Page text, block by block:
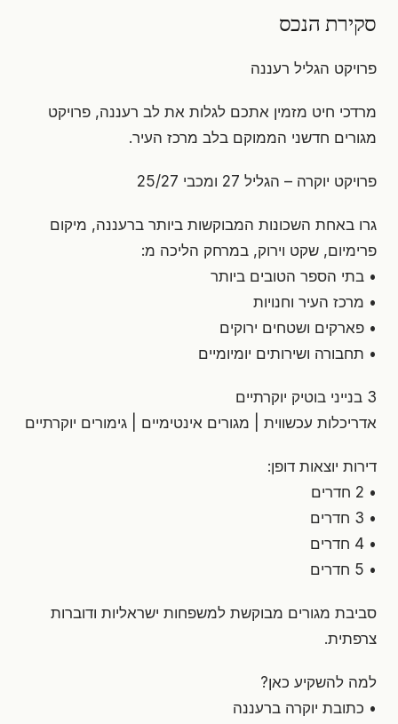
סקירת הנכס
פרויקט הגליל רעננה
מרדכי חיט מזמין אתכם לגלות את לב רעננה, פרויקט
מגורים חדשני הממוקם בלב מרכז העיר.
פרויקט יוקרה – הגליל 27 ומכבי 25/27
גרו באחת השכונות המבוקשות ביותר ברעננה, מיקום
פרימיום, שקט וירוק, במרחק הליכה מ:
• בתי הספר הטובים ביותר
• מרכז העיר וחנויות
• פארקים ושטחים ירוקים
• תחבורה ושירותים יומיומיים
3 בנייני בוטיק יוקרתיים
אדריכלות עכשווית | מגורים אינטימיים | גימורים יוקרתיים
דירות יוצאות דופן:
• 2 חדרים
• 3 חדרים
• 4 חדרים
• 5 חדרים
סביבת מגורים מבוקשת למשפחות ישראליות ודוברות
צרפתית.
למה להשקיע כאן?
• כתובת יוקרה ברעננה